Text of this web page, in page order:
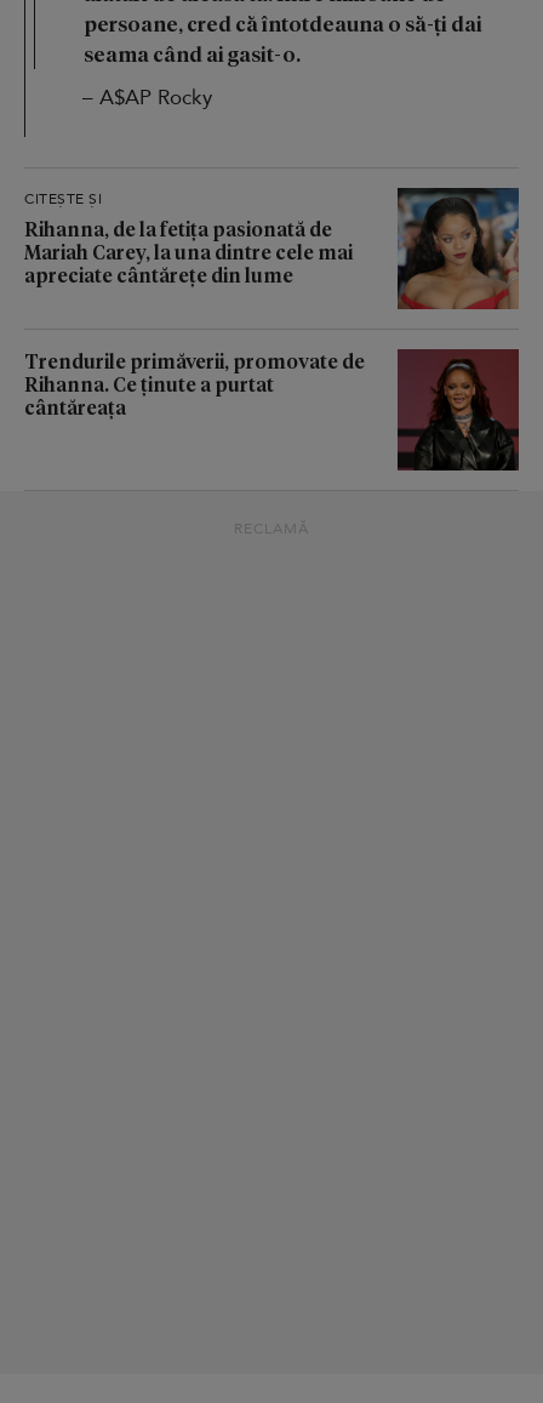
persoane, cred că întotdeauna o să-ți dai
seama când ai gasit-o.
– A$AP Rocky
CITEȘTE ȘI
Rihanna, de la fetița pasionată de
Mariah Carey, la una dintre cele mai
apreciate cântărețe din lume
Trendurile primăverii, promovate de
Rihanna. Ce ținute a purtat
cântăreața
RECLAMĂ